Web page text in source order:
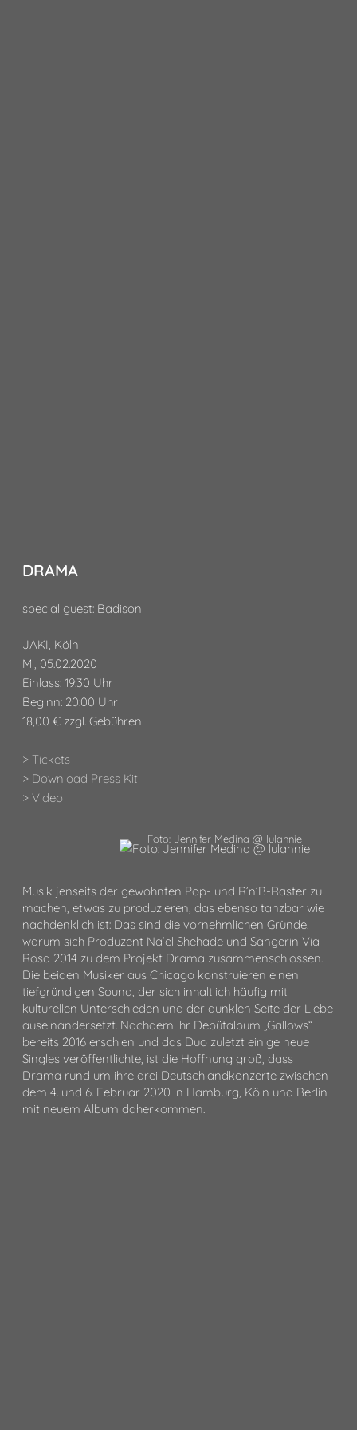
DRAMA
special guest: Badison
JAKI, Köln
Mi, 05.02.2020
Einlass: 19:30 Uhr
Beginn: 20:00 Uhr
18,00 € zzgl. Gebühren
> Tickets
> Download Press Kit
> Video
Foto: Jennifer Medina @ lulannie
Musik jenseits der gewohnten Pop- und R’n’B-Raster zu
machen, etwas zu produzieren, das ebenso tanzbar wie
nachdenklich ist: Das sind die vornehmlichen Gründe,
warum sich Produzent Na’el Shehade und Sängerin Via
Rosa 2014 zu dem Projekt Drama zusammenschlossen.
Die beiden Musiker aus Chicago konstruieren einen
tiefgründigen Sound, der sich inhaltlich häufig mit
kulturellen Unterschieden und der dunklen Seite der Liebe
auseinandersetzt. Nachdem ihr Debütalbum „Gallows“
bereits 2016 erschien und das Duo zuletzt einige neue
Singles veröffentlichte, ist die Hoffnung groß, dass
Drama rund um ihre drei Deutschlandkonzerte zwischen
dem 4. und 6. Februar 2020 in Hamburg, Köln und Berlin
mit neuem Album daherkommen.